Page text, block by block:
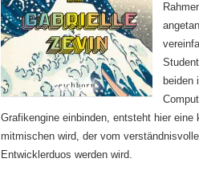
beiden
Grafikengine einbinden, entsteht hier
mitmischen wird, der vom
Entwicklerduos werden wird.